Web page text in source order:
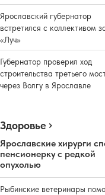
Ярославский губернатор
встретился с коллективом
«Луч»
Губернатор проверил ход
строительства третьего
через Волгу в Ярославле
Здоровье
Ярославские хирурги
пенсионерку с редкой
опухолью
Рыбинские ветеринары